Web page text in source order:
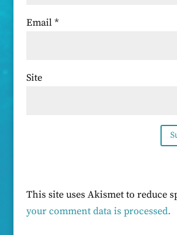
Email *
Site
This site uses Akismet to reduce
your comment data is processed.